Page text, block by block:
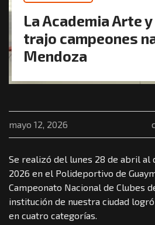
La Academia Arte
trajo campeones
Mendoza
mayo 12, 2026
Se realizó del lunes 28 de abril al
2026 en el Polideportivo de
Campeonato Nacional de Clubes
institución de nuestra ciudad
en cuatro categorías.